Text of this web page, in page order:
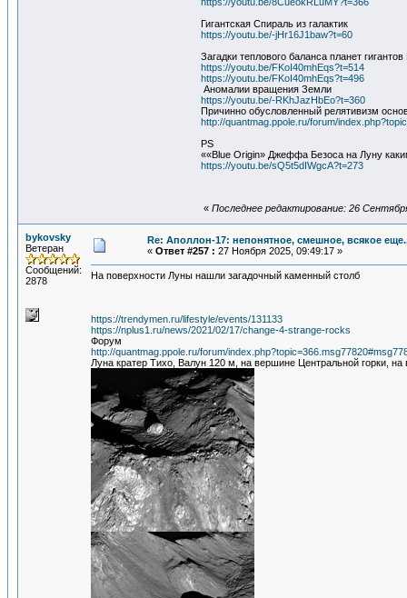
Гигантская Спираль из галактик
https://youtu.be/-jHr16J1baw?t=60
Загадки теплового баланса планет
https://youtu.be/FKoI40mhEqs?t=514
https://youtu.be/FKoI40mhEqs?t=496
Аномалии вращения Земли
https://youtu.be/-RKhJazHbEo?t=360
Причинно обусловленный релятивизм
http://quantmag.ppole.ru/forum/
PS
««Blue Origin» Джеффа Безоса на Луну
https://youtu.be/sQ5t5dIWgcA?t=273
« Последнее редактирование: 26
bykovsky
Ветеран
Сообщений:
2878
Re: Аполлон-17: непонятное, смешное, всякое
« Ответ #257 : 27 Ноября 2025, 09:49:17 »
На поверхности Луны нашли загадочный каменный столб
https://trendymen.ru/lifestyle/events/131133
https://nplus1.ru/news/2021/02/17/change-4-strange-rocks
Форум
http://quantmag.ppole.ru/forum/
Луна кратер Тихо, Валун 120 м, на вершине Центральной горки,